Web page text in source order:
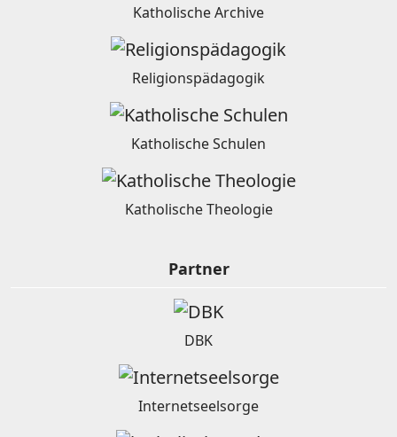
Katholische Archive
Religionspädagogik
Katholische Schulen
Katholische Theologie
Partner
DBK
Internetseelsorge